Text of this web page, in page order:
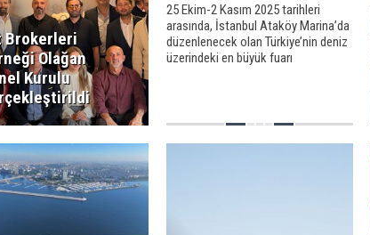
Brokerleri
Olağan
Kurulu
25 Ekim-2 Kasım 2025 tarihleri
arasında, İstanbul Ataköy Marina’da
düzenlenecek olan Türkiye’nin deniz
üzerindeki en büyük fuarı